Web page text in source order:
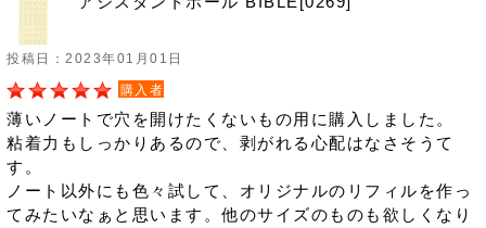
投稿日：2023年01月01日
購入者
薄いノートで穴を開けたくないもの用に購入しました。
粘着力もしっかりあるので、剥がれる心配はなさそうて
す。
ノート以外にも色々試して、オリジナルのリフィルを作っ
てみたいなぁと思います。他のサイズのものも欲しくなり